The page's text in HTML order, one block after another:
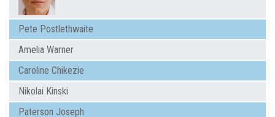
Pete Postlethwaite
Amelia Warner
Caroline Chikezie
Nikolai Kinski
Paterson Joseph